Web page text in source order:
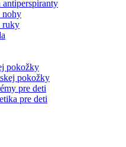
nohy
ruky
pokožky
pokožky
pre deti
pre deti